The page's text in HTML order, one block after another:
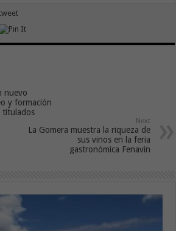
nuevo
y formación
titulados
Next
La Gomera muestra la riqueza de
sus vinos en la feria
gastronómica Fenavin